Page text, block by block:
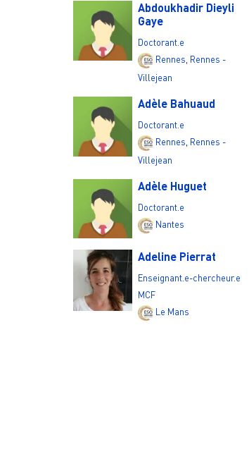
Abdoukhadir Dieyli
Gaye
Doctorant.e
Rennes, Rennes -
Villejean
Adèle Bahuaud
Doctorant.e
Rennes Rennes -
Villejean
Adèle Huguet
Doctorant.e
Nantes
Adeline Pierrat
Enseignant.e-chercheur.e
MCF
Le Mans